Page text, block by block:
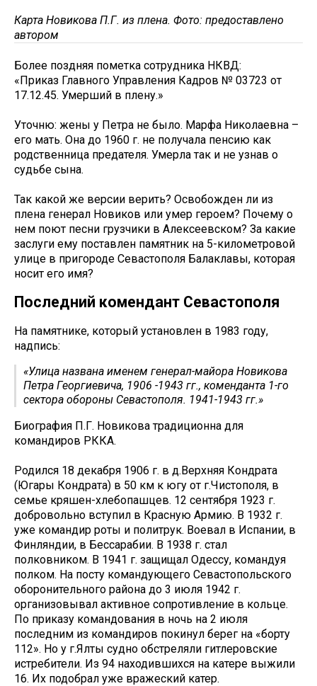
Карта Новикова П.Г. из плена. Фото: предоставлено
автором
Более поздняя пометка сотрудника НКВД:
«Приказ Главного Управления Кадров № 03723 от
17.12.45. Умерший в плену.»
Уточню: жены у Петра не было. Марфа Николаевна –
его мать. Она до 1960 г. не получала пенсию как
родственница предателя. Умерла так и не узнав о
судьбе сына.
Так какой же версии верить? Освобожден ли из
плена генерал Новиков или умер героем? Почему о
нем поют песни грузчики в Алексеевском? За какие
заслуги ему поставлен памятник на 5-километровой
улице в пригороде Севастополя Балаклавы, которая
носит его имя?
Последний комендант Севастополя
На памятнике, который установлен в 1983 году,
надпись:
«Улица названа именем генерал-майора Новикова
Петра Георгиевича, 1906 -1943 гг., коменданта 1-го
сектора обороны Севастополя. 1941-1943 гг.»
Биография П.Г. Новикова традиционна для
командиров РККА.
Родился 18 декабря 1906 г. в д.Верхняя Кондрата
(Югары Кондрата) в 50 км к югу от г.Чистополя, в
семье кряшен-хлебопашцев. 12 сентября 1923 г.
добровольно вступил в Красную Армию. В 1932 г.
уже командир роты и политрук. Воевал в Испании, в
Финляндии, в Бессарабии. В 1938 г. стал
полковником. В 1941 г. защищал Одессу, командуя
полком. На посту командующего Севастопольского
оборонительного района до 3 июля 1942 г.
организовывал активное сопротивление в кольце.
По приказу командования в ночь на 2 июля
последним из командиров покинул берег на «борту
112». Но у г.Ялты судно обстреляли гитлеровские
истребители. Из 94 находившихся на катере выжили
16. Их подобрал уже вражеский катер.